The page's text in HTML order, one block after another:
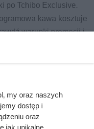
po Tchibo Exclusive.
kawa kosztuje
warunki promocji i
my oraz naszych
dostęp i
oraz
jak unikalne